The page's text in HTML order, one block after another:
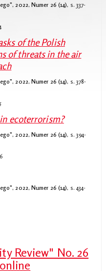
2022, Numer 26 (14), s. 337-
of the Polish
of threats in the air
2022, Numer 26 (14), s. 378-
ecoterrorism?
2022, Numer 26 (14), s. 394-
2022, Numer 26 (14), s. 434-
Review" No. 26